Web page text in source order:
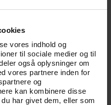
vores indhold og
til sociale medier og til
også oplysninger om
vores partnere inden for
og
kan kombinere disse
har givet dem, eller som